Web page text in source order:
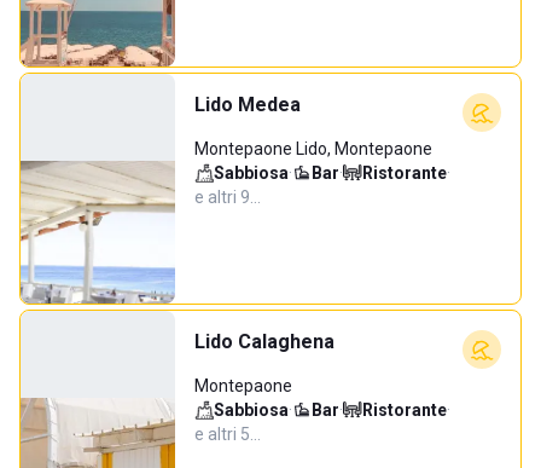
Lido Medea
Montepaone Lido, Montepaone
Sabbiosa· Bar· Ristorante·
e altri 9…
Lido Calaghena
Montepaone
Sabbiosa· Bar· Ristorante·
e altri 5…